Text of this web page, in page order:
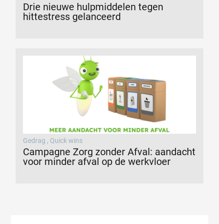
Drie nieuwe hulpmiddelen tegen
hittestress gelanceerd
Gedrag , Quick wins
Campagne Zorg zonder Afval: aandacht
voor minder afval op de werkvloer